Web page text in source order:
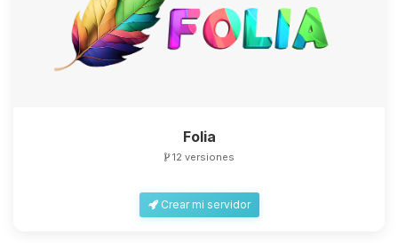
Folia
12 versiones
Crear mi servidor